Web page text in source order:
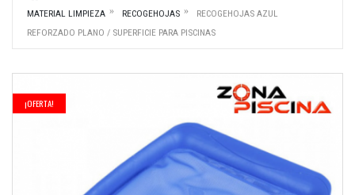
MATERIAL LIMPIEZA RECOGEHOJAS
RECOGEHOJAS AZUL
REFORZADO PLANO / SUPERFICIE PARA PISCINAS
¡OFERTA!